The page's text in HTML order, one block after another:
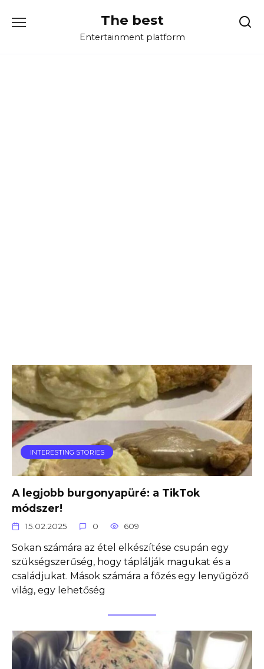
The best
Entertainment platform
INTERESTING STORIES
A legjobb burgonyapüré: a TikTok
módszer!
15.02.2025 0 609
Sokan számára az étel elkészítése csupán egy
szükségszerűség, hogy táplálják magukat és a
családjukat. Mások számára a főzés egy lenyűgöző
világ, egy lehetőség